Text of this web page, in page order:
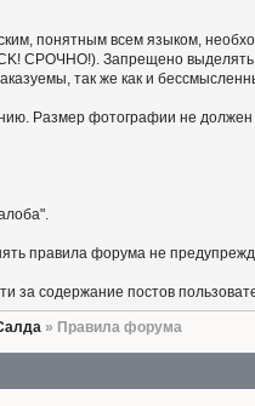
понятным всем языком,
СРОЧНО!). Запрещено
так же как и
Размер фотографии не должен
правила форума не
за содержание постов
» Правила форума